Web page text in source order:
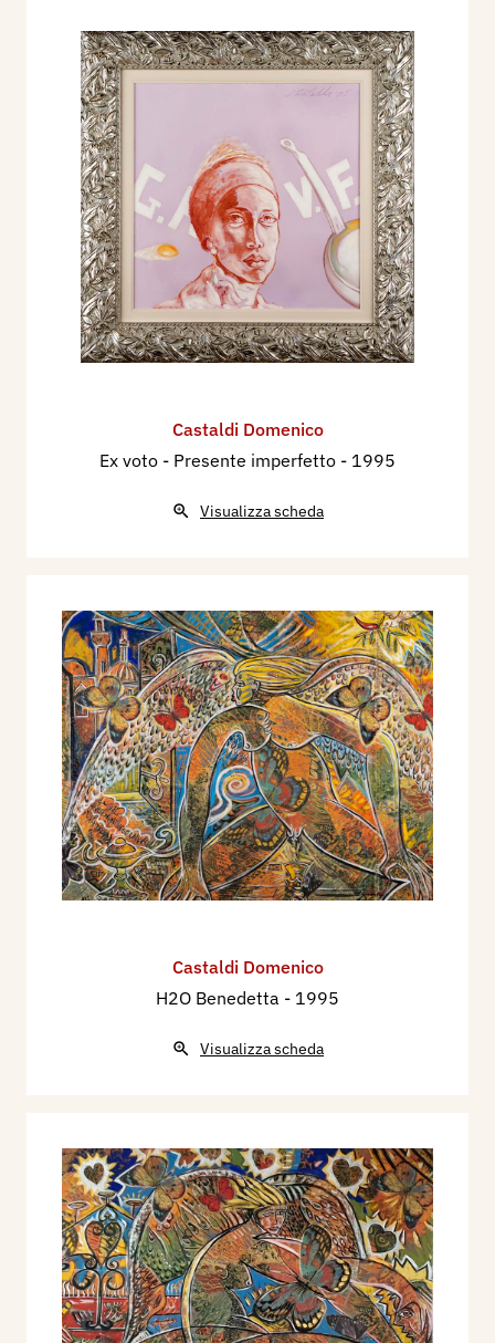
Castaldi Domenico
Ex voto - Presente imperfetto - 1995
Visualizza scheda
Castaldi Domenico
H2O Benedetta - 1995
Visualizza scheda